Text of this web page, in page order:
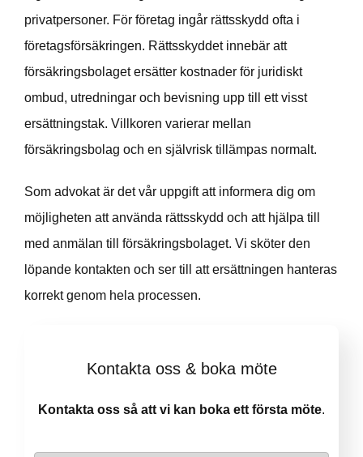
privatpersoner. För företag ingår rättsskydd ofta i
företagsförsäkringen. Rättsskyddet innebär att
försäkringsbolaget ersätter kostnader för juridiskt
ombud, utredningar och bevisning upp till ett visst
ersättningstak. Villkoren varierar mellan
försäkringsbolag och en självrisk tillämpas normalt.
Som advokat är det vår uppgift att informera dig om
möjligheten att använda rättsskydd och att hjälpa till
med anmälan till försäkringsbolaget. Vi sköter den
löpande kontakten och ser till att ersättningen hanteras
korrekt genom hela processen.
Kontakta oss & boka möte
Kontakta oss så att vi kan boka ett första möte.